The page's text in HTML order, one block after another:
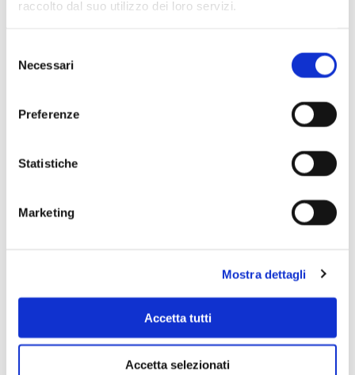
raccolto dal suo utilizzo dei loro servizi.
delNecessari
Preferenze
Statistiche
Marketing
Mostra dettagli
Accetta tutti
Accetta selezionati